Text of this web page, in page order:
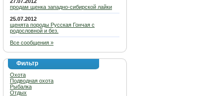
продам щенка западно-сибирской лайки
25.07.2012
щенята породы Русская Гончая с
родословной и без.
Все сообщения »
Фильтр
Охота
Подводная охота
Рыбалка
Отдых